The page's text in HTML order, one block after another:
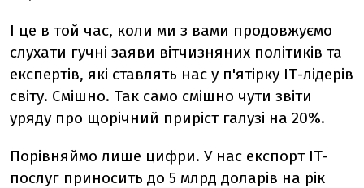
І це в той час, коли ми з вами продовжуємо
слухати гучні заяви вітчизняних політиків та
експертів, які ставлять нас у п'ятірку ІТ-лідерів
світу. Смішно. Так само смішно чути звіти
уряду про щорічний приріст галузі на 20%.
Порівняймо лише цифри. У нас експорт ІТ-
послуг приносить до 5 млрд доларів на рік